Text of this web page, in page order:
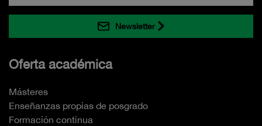
Newsletter
Oferta académica
Másteres
Enseñanzas propias de posgrado
Formación continua